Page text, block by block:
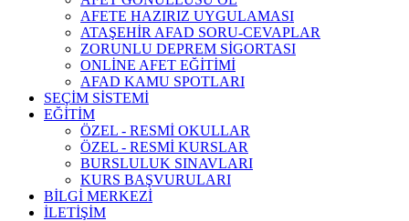
AFETE HAZIRIZ UYGULAMASI
ATAŞEHİR AFAD SORU-CEVAPLAR
ZORUNLU DEPREM SİGORTASI
ONLİNE AFET EĞİTİMİ
AFAD KAMU SPOTLARI
SEÇİM SİSTEMİ
EĞİTİM
ÖZEL - RESMİ OKULLAR
ÖZEL - RESMİ KURSLAR
BURSLULUK SINAVLARI
KURS BAŞVURULARI
BİLGİ MERKEZİ
İLETİŞİM